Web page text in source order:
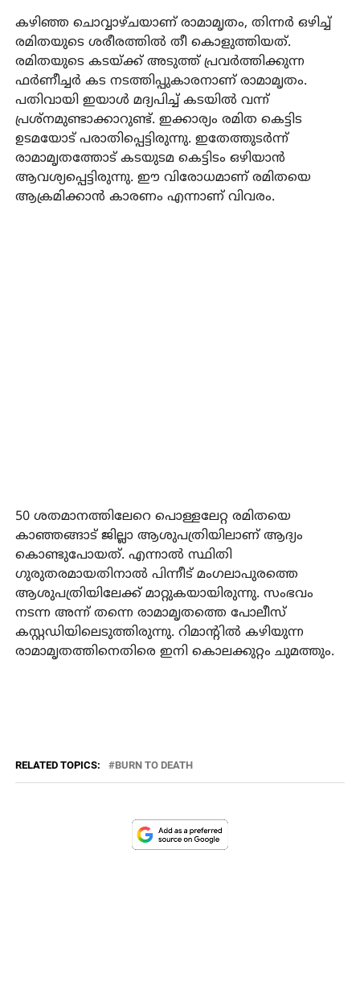
കഴിഞ്ഞ ചൊവ്വാഴ്ചയാണ് രാമാമൃതം, തിന്നര്‍ ഒഴിച്ച്
രമിതയുടെ ശരീരത്തില്‍ തീ കൊളുത്തിയത്.
രമിതയുടെ കടയ്ക്ക് അടുത്ത് പ്രവര്‍ത്തിക്കുന്ന
ഫര്‍ണീച്ചര്‍ കട നടത്തിപ്പുകാരനാണ് രാമാമൃതം.
പതിവായി ഇയാള്‍ മദ്യപിച്ച് കടയില്‍ വന്ന്
പ്രശ്‌നമുണ്ടാക്കാറുണ്ട്. ഇക്കാര്യം രമിത കെട്ടിട
ഉടമയോട് പരാതിപ്പെട്ടിരുന്നു. ഇതേത്തുടര്‍ന്ന്
രാമാമൃതത്തോട് കടയുടമ കെട്ടിടം ഒഴിയാന്‍
ആവശ്യപ്പെട്ടിരുന്നു. ഈ വിരോധമാണ് രമിതയെ
ആക്രമിക്കാന്‍ കാരണം എന്നാണ് വിവരം.
50 ശതമാനത്തിലേറെ പൊള്ളലേറ്റ രമിതയെ
കാഞ്ഞങ്ങാട് ജില്ലാ ആശുപത്രിയിലാണ് ആദ്യം
കൊണ്ടുപോയത്. എന്നാല്‍ സ്ഥിതി
ഗുരുതരമായതിനാല്‍ പിന്നീട് മംഗലാപുരത്തെ
ആശുപത്രിയിലേക്ക് മാറ്റുകയായിരുന്നു. സംഭവം
നടന്ന അന്ന് തന്നെ രാമാമൃതത്തെ പോലീസ്
കസ്റ്റഡിയിലെടുത്തിരുന്നു. റിമാന്റില്‍ കഴിയുന്ന
രാമാമൃതത്തിനെതിരെ ഇനി കൊലക്കുറ്റം ചുമത്തും.
RELATED TOPICS: BURN TO DEATH